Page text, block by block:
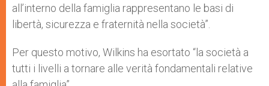
all’interno della famiglia rappresentano le basi di
libertà, sicurezza e fraternità nella società”.
Per questo motivo, Wilkins ha esortato “la società a
tutti i livelli a tornare alle verità fondamentali relative